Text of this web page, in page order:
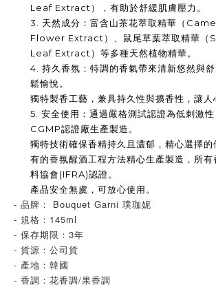
Leaf Extract ），有助於舒緩肌膚壓力。
3.
天然成分：富含山茶花萃取精華（
Flower Extract ）、鼠尾草葉萃取精華（
Leaf Extract ）等多種天然植物精華。
4. 持久香氛：特調的香氣帶來清新悠然與
鬆愉悅。
獨特製香工藝，兼具持久性與擴香性，讓人
5. 安全使用：通過嚴格測試認證為低刺激
CGMP認證廠生產製造。
獨特技術確保香精持久且濃郁，精心選擇
有的香氛醒酒工程方法精心生產製造，所有
料協會(IFRA)認證。
產品安全無虞，可放心使用。
- 品牌： Bouquet Garni 璞珈妮
- 規格：145ml
- 保存期限：3年
- 貨源：公司貨
- 產地：韓國
- 香調：花香調/果香調